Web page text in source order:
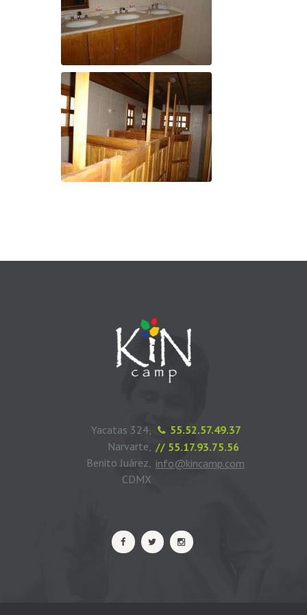
55.52.57.49.37
// 55.17.93.75.56
info@kincamp.com
Yacatas 324,
Narvarte,
Benito Juárez,
CDMX